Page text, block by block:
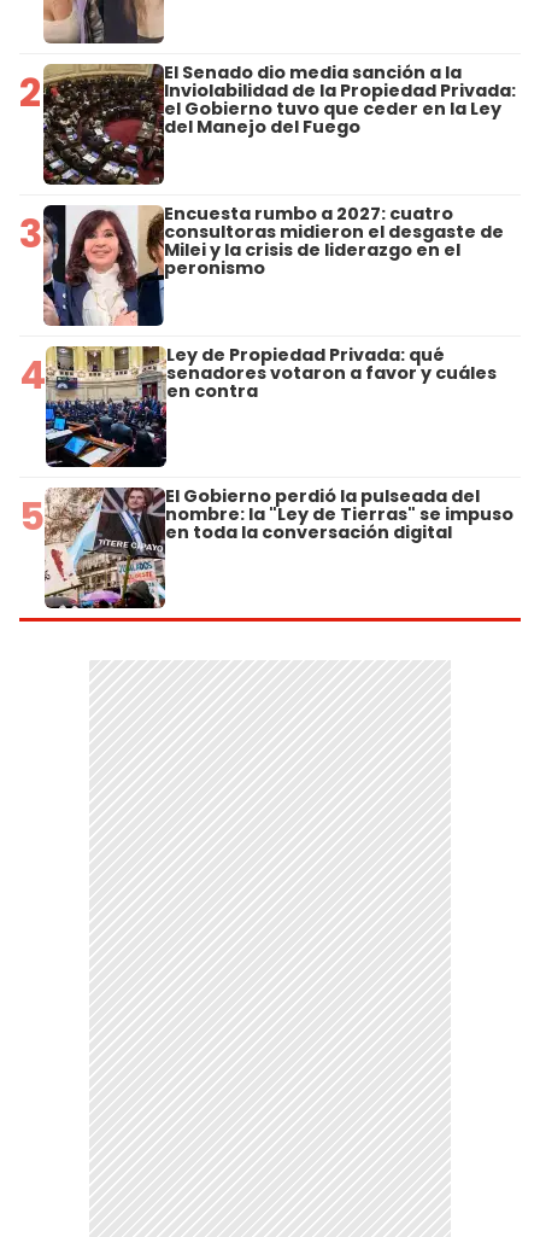
2 El Senado dio media sanción a la
Inviolabilidad de la Propiedad Privada:
el Gobierno tuvo que ceder en la Ley
del Manejo del Fuego
3 Encuesta rumbo a 2027: cuatro
consultoras midieron el desgaste de
Milei y la crisis de liderazgo en el
peronismo
4 Ley de Propiedad Privada: qué
senadores votaron a favor y cuáles
en contra
5 El Gobierno perdió la pulseada del
nombre: la "Ley de Tierras" se impuso
en toda la conversación digital